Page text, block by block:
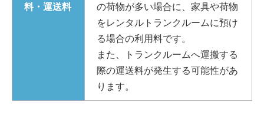
料・運送料
の荷物が多い場合に、家具や荷物
をレンタルトランクルームに預け
る場合の利用料です。
また、トランクルームへ運搬する
際の運送料が発生する可能性があ
ります。